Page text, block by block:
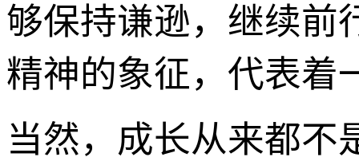
够保持谦逊，继续前
精神的象征，代表着
当然，成长从来都不